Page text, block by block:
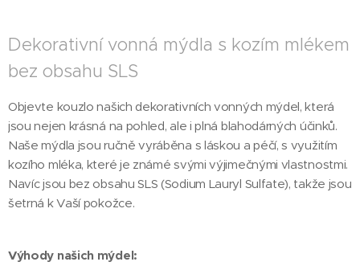
Dekorativní vonná mýdla s kozím mlékem
bez obsahu SLS
Objevte kouzlo našich dekorativních vonných mýdel, která
jsou nejen krásná na pohled, ale i plná blahodárných účinků.
Naše mýdla jsou ručně vyráběna s láskou a péčí, s využitím
kozího mléka, které je známé svými výjimečnými vlastnostmi.
Navíc jsou bez obsahu SLS (Sodium Lauryl Sulfate), takže jsou
šetrná k Vaší pokožce.
Výhody našich mýdel: